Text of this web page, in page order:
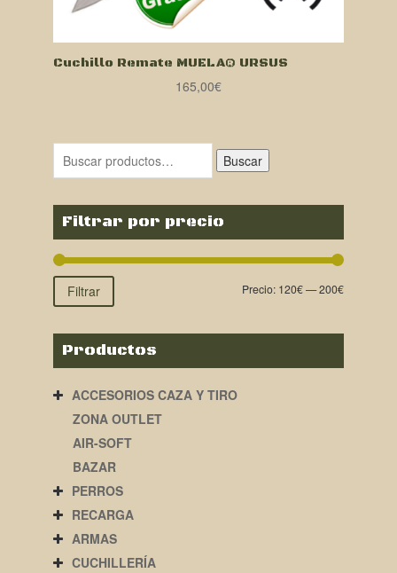
Cuchillo Remate MUELA® URSUS
165,00€
Buscar
Filtrar por precio
Filtrar Precio: 120€—200€
Productos
ACCESORIOS CAZA Y TIRO
ZONA OUTLET
AIR-SOFT
BAZAR
PERROS
RECARGA
ARMAS
CUCHILLERÍA